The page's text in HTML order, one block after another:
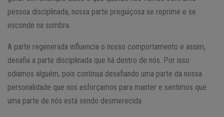
pessoa disciplinada, nossa parte preguiçosa se reprime e se
esconde na sombra.
A parte regenerada influencia o nosso comportamento e assim,
desafia a parte disciplinada que há dentro de nós. Por isso
odiamos alguém, pois continua desafiando uma parte da nossa
personalidade que nos esforçamos para manter e sentimos que
uma parte de nós está sendo desmerecida.